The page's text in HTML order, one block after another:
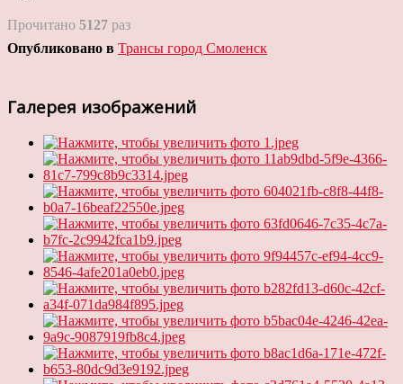
Прочитано 5127 раз
Опубликовано в Трансы город Смоленск
Галерея изображений